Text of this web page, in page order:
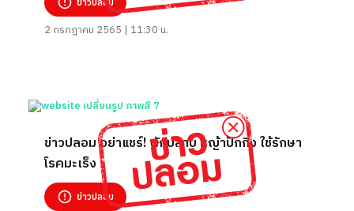
2 กรกฎาคม 2565 | 11:30 น.
ข่าวปลอม อย่าแชร์! ผักปลาบ หญ้าปักกิ่ง ใช้รักษา
โรคมะเร็ง
ข่าวปลอม